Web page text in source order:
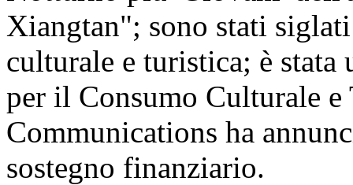
Xiangtan"; sono stati
culturale e turistica; è
per il Consumo Culturale
Communications ha
sostegno finanziario.